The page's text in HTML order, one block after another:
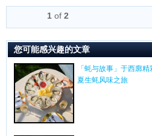
1 of 2
您可能感兴趣的文章
「蚝与故事」于西廓
夏生蚝风味之旅